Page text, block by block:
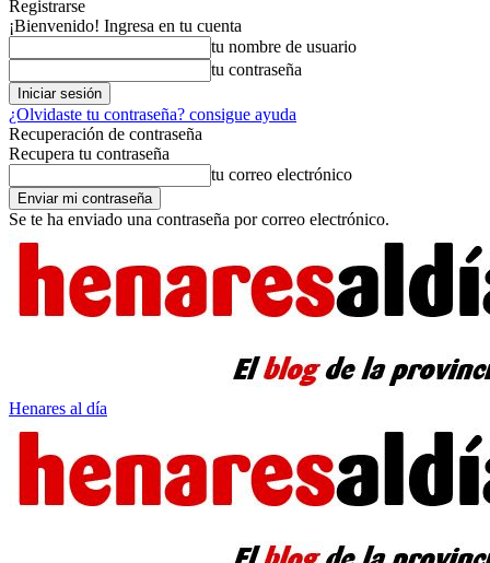
Registrarse
¡Bienvenido! Ingresa en tu cuenta
tu nombre de usuario
tu contraseña
¿Olvidaste tu contraseña? consigue ayuda
Recuperación de contraseña
Recupera tu contraseña
tu correo electrónico
Se te ha enviado una contraseña por correo electrónico.
Henares al día